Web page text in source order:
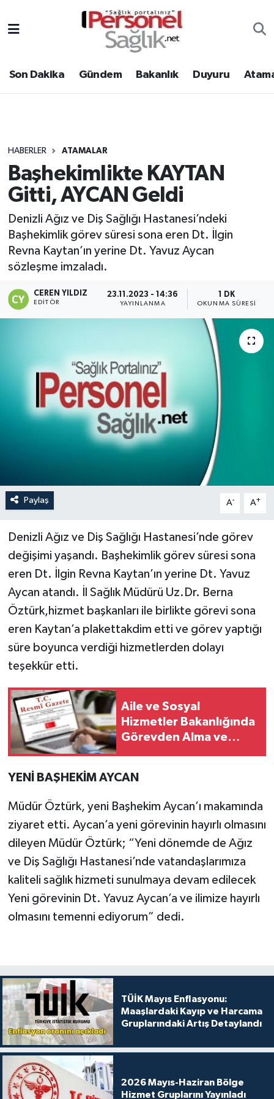
Son Dakika Gündem Bakanlık Duyuru
HABERLER ATAMALAR
Başhekimlikte KAYTAN
Gitti, AYCAN Geldi
Denizli Ağız ve Diş Sağlığı Hastanesi’ndeki
Başhekimlik görev süresi sona eren Dt. İlgin
Revna Kaytan’ın yerine Dt. Yavuz Aycan
sözleşme imzaladı.
CEREN YILDIZ
EDITÖR
23.11.2023 - 14:36
YAYINLANMA
1 DK
OKUNMA SÜRESI
Paylaş A- A+
Denizli Ağız ve Diş Sağlığı Hastanesi’nde görev
değişimi yaşandı. Başhekimlik görev süresi sona
eren Dt. İlgin Revna Kaytan’ın yerine Dt. Yavuz
Aycan atandı. İl Sağlık Müdürü Uz.Dr. Berna
Öztürk,hizmet başkanları ile birlikte görevi sona
eren Kaytan’a plakettakdim etti ve görev yaptığı
süre boyunca verdiği hizmetlerden dolayı
teşekkür etti.
Aile ve Sosyal
Hizmetler Bakanlığında
Görevden Alma ve
YENİ BAŞHEKİM AYCAN
Müdür Öztürk, yeni Başhekim Aycan’ı makamında
ziyaret etti. Aycan’a yeni görevinin hayırlı olmasını
dileyen Müdür Öztürk; “Yeni dönemde de Ağız
ve Diş Sağlığı Hastanesi’nde vatandaşlarımıza
kaliteli sağlık hizmeti sunulmaya devam edilecek
Yeni görevinin Dt. Yavuz Aycan’a ve ilimize hayırlı
olmasını temenni ediyorum” dedi.
TÜİK Mayıs Enflasyonu:
Maaşlardaki Kayıp ve Harcama
Gruplarındaki Artış Detaylandı
2026 Mayıs-Haziran Bölge
Hizmet Gruplarını Yayınladı
Gündem
Atamalar
Mevzuat
Sendika
Kpss - Sınav
Nöbetçi Eczaneler
Hava Durumu
Tüm Manşetler
Son Dakika Haberleri
Haber Arşivi